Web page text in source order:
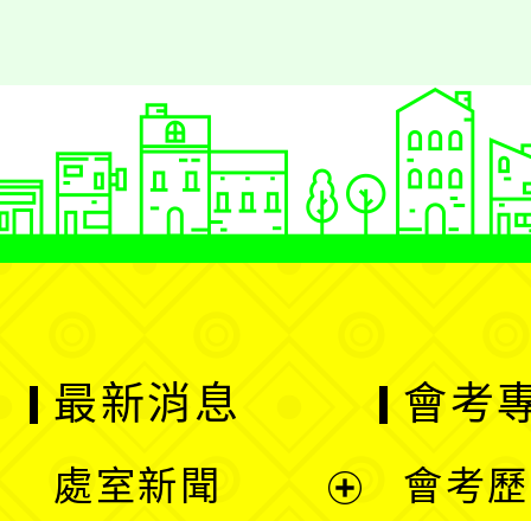
最新消息
處室新聞
會考
會考